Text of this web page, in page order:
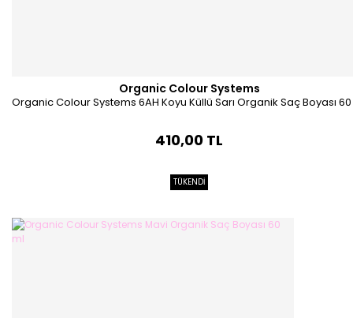
Organic Colour Systems
Organic Colour Systems 6AH Koyu Küllü Sarı Organik Saç Boyası
410,00 TL
TÜKENDİ